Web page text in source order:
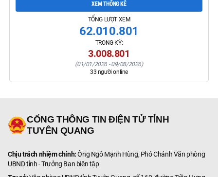
XEM THỐNG KÊ
TỔNG LƯỢT XEM
62.010.801
TRONG KỲ:
3.008.801
(01/01/2026 -09/08/2026)
33 người online
CỔNG THÔNG TIN ĐIỆN TỬ TỈNH
TUYÊN QUANG
Chịu trách nhiệm chính:Ông Ngô Mạnh Hùng, Phó Chánh Văn phòng
UBND tỉnh - Trưởng Ban biên tập